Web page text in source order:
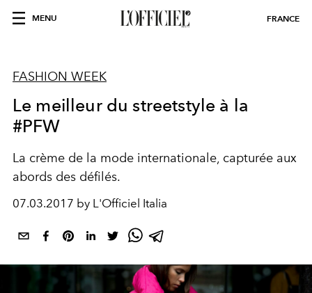
MENU FRANCE
FASHION WEEK
Le meilleur du streetstyle à la
#PFW
La crème de la mode internationale, capturée aux
abords des défilés.
07.03.2017 by L'Officiel Italia